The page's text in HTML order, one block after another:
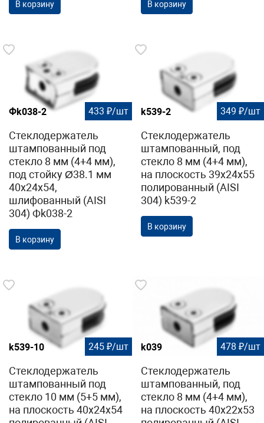
В корзину В корзину
Фk038-2 433 ₽/шт
Стеклодержатель
штампованный под
стекло 8 мм (4+4 мм),
под стойку Ø38.1 мм
40х24х54,
шлифованный (AISI
304) Фk038-2
В корзину
k539-2 349 ₽/шт
Стеклодержатель
штампованный, под
стекло 8 мм (4+4 мм),
на плоскость 39х24х55
полированный (AISI
304) k539-2
В корзину
k539-10 245 ₽/шт
Стеклодержатель
штампованный под
стекло 10 мм (5+5 мм),
на плоскость 40х24х54
k039 478 ₽/шт
Стеклодержатель
штампованный, под
стекло 8 мм (4+4 мм),
на плоскость 40х22х53